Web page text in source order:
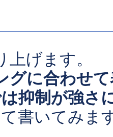
げます。
グに合わせ
抑制が強さ
書いてみま